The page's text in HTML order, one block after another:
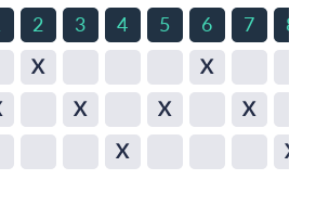
2 3 4 5 6 7 8
X X
X X X
X X